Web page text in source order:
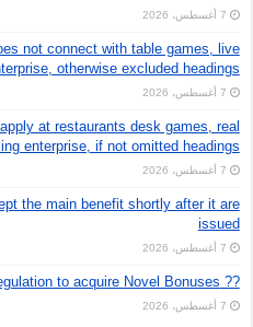
7 أغسطس، 2026
not connect with table games, live
otherwise excluded headings
7 أغسطس، 2026
at restaurants desk games, real
enterprise, if not omitted headings
7 أغسطس، 2026
the main benefit shortly after it are
issued
7 أغسطس، 2026
?? Spin the brand new Regulation to acquire Novel Bonuses!
7 أغسطس، 2026